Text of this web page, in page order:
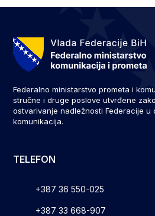
Federalno ministarstvo prometa i
stručne i druge poslove utvrđene
ostvarivanje nadležnosti Federacije u
komunikacija.
TELEFON
+387 36 550-025
+387 33 668-907